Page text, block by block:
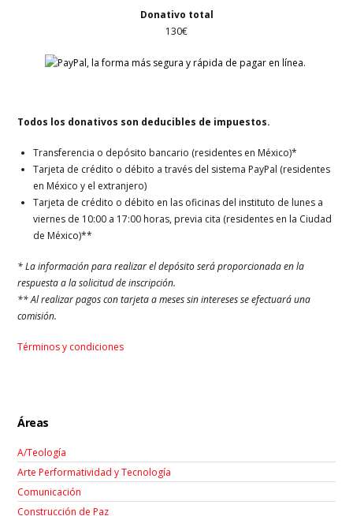
Donativo total
130€
Todos los donativos son deducibles de impuestos.
Transferencia o depósito bancario (residentes en México)*
Tarjeta de crédito o débito a través del sistema PayPal (residentes
en México y el extranjero)
Tarjeta de crédito o débito en las oficinas del instituto de lunes a
viernes de 10:00 a 17:00 horas, previa cita (residentes en la Ciudad
de México)**
* La información para realizar el depósito será proporcionada en la
respuesta a la solicitud de inscripción.
** Al realizar pagos con tarjeta a meses sin intereses se efectuará una
comisión.
Términos y condiciones
Áreas
A/Teología
Arte Performatividad y Tecnología
Comunicación
Construcción de Paz